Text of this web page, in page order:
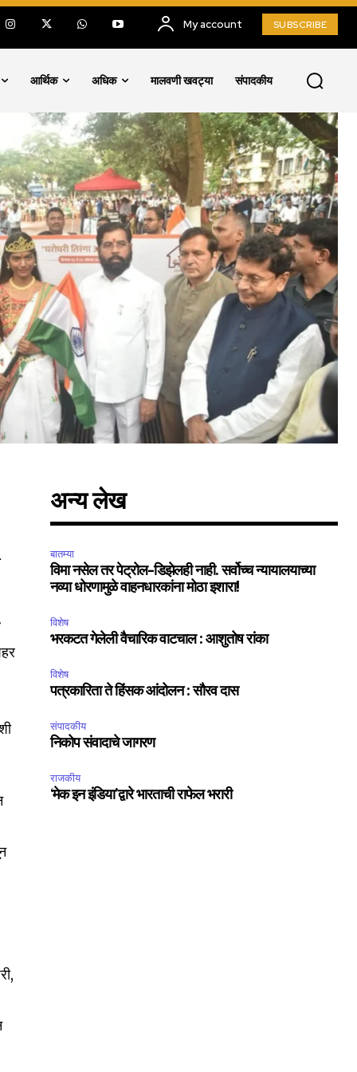
the
My account SUBSCRIBE
आर्थिक अधिक मालवणी खवट्या संपादकीय
अन्य लेख
बातम्या
विमा नसेल तर पेट्रोल-डिझेलही नाही. सर्वोच्च न्यायालयाच्या
नव्या धोरणामुळे वाहनधारकांना मोठा इशारा!
विशेष
भरकटत गेलेली वैचारिक वाटचाल : आशुतोष रांका
विशेष
पत्रकारिता ते हिंसक आंदोलन : सौरव दास
संपादकीय
निकोप संवादाचे जागरण
राजकीय
‘मेक इन इंडिया’द्वारे भारताची राफेल भरारी